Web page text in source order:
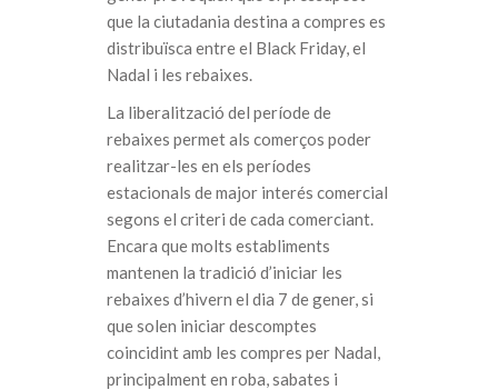
que la ciutadania destina a compres es
distribuïsca entre el Black Friday, el
Nadal i les rebaixes.
La liberalització del període de
rebaixes permet als comerços poder
realitzar-les en els períodes
estacionals de major interés comercial
segons el criteri de cada comerciant.
Encara que molts establiments
mantenen la tradició d’iniciar les
rebaixes d’hivern el dia 7 de gener, si
que solen iniciar descomptes
coincidint amb les compres per Nadal,
principalment en roba, sabates i